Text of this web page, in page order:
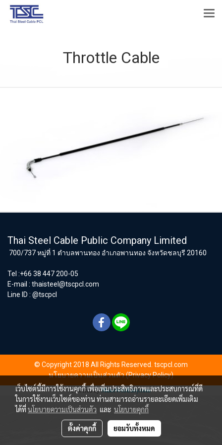
Throttle Cable
Thai Steel Cable Public Company Limited
700/737 หมู่ที่ 1 ตำบลพานทอง อำเภอพานทอง จังหวัดชลบุรี 20160
Tel :+66 38 447 200-05
E-mail : thaisteel@tscpcl.com
Line ID : @tscpcl
© Copyright 2018 All Rights Reserved. tscpcl.com
นโยบายความเป็นส่วนตัว (Privacy Policy)
Powered byMakeWebEasy.com
เว็บไซต์นี้มีการใช้งานคุกกี้ เพื่อเพิ่มประสิทธิภาพและประสบการณ์ที่ดี
ในการใช้งานเว็บไซต์ของท่าน ท่านสามารถอ่านรายละเอียดเพิ่มเติม
ได้ที่นโยบายความเป็นส่วนตัว และ นโยบายคุกกี้
ตั้งค่าคุกกี้ ยอมรับทั้งหมด